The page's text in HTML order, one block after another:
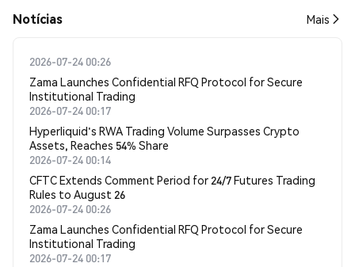
​​Notícias​​ Mais
2026-07-24 00:26
Zama Launches Confidential RFQ Protocol for Secure
Institutional Trading
2026-07-24 00:17
Hyperliquid's RWA Trading Volume Surpasses Crypto
Assets, Reaches 54% Share
2026-07-24 00:14
CFTC Extends Comment Period for 24/7 Futures Trading
Rules to August 26
2026-07-24 00:26
Zama Launches Confidential RFQ Protocol for Secure
Institutional Trading
2026-07-24 00:17